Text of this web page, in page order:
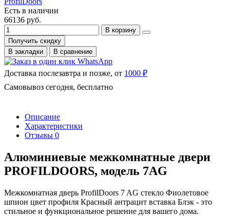
Есть в наличии
66136 руб.
В корзину
Получить скидку
В закладки
В сравнение
Доставка послезавтра и позже, от 1000 ₽
Самовывоз сегодня, бесплатно
Описание
Характеристики
Отзывы 0
Алюминиевые межкомнатные двери
PROFILDOORS, модель 7AG
Межкомнатная дверь ProfilDoors 7 AG стекло Фиолетовое
шпион цвет профиля Красный антрацит вставка Блэк - это
стильное и функциональное решение для вашего дома.